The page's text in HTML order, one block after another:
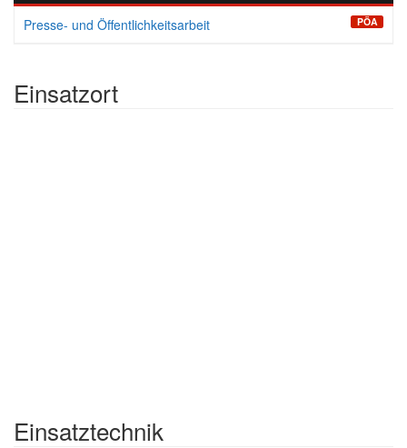
Presse- und Öffentlichkeitsarbeit PÖA
Einsatzort
Einsatztechnik